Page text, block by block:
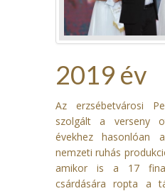
2019 év
Az erzsébetvárosi
szolgált a verseny
évekhez hasonlóan
nemzeti ruhás
amikor is a 17
csárdására ropta a